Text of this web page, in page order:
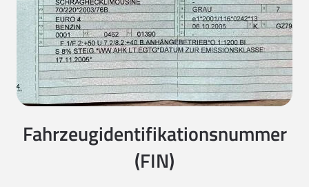
Fahrzeugidentifikationsnummer
(FIN)